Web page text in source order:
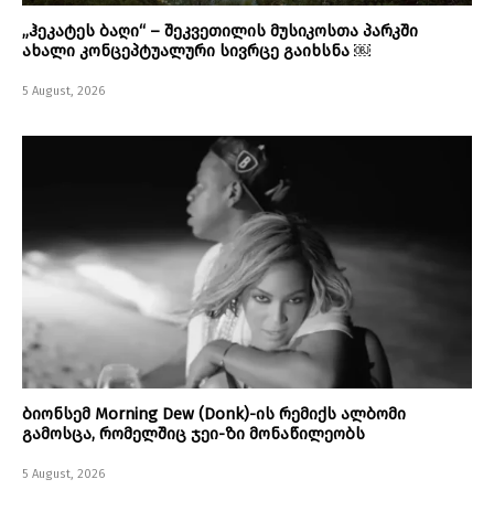
„ჰეკატეს ბაღი“ – შეკვეთილის მუსიკოსთა პარკში
ახალი კონცეპტუალური სივრცე გაიხსნა ￼
5 August, 2026
ბიონსემ Morning Dew (Donk)-ის რემიქს ალბომი
გამოსცა, რომელშიც ჯეი-ზი მონაწილეობს
5 August, 2026